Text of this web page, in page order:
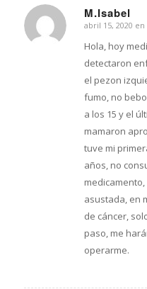
M.Isabel
Dice:
abril 15, 2020 en
Hola, hoy
detectaron
el pezon
fumo, no
a los 15 y el
mamaron
tuve mi
años, no
asustada, en
de cáncer,
paso, me
operarme.